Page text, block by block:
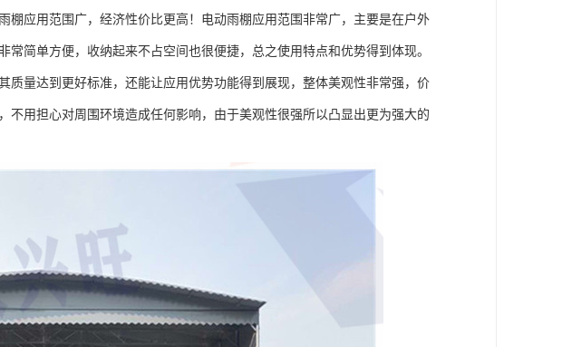
棚应用范围广，经济性价比更高！电动雨棚应用范围非常广，主要是在户外
简单方便，收纳起来不占空间也很便捷，总之使用特点和优势得到体现。
质量达到更好标准，还能让应用优势功能得到展现，整体美观性非常强，价
不用担心对周围环境造成任何影响，由于美观性很强所以凸显出更为强大的